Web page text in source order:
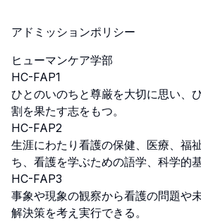
アドミッションポリシー
ヒューマンケア学部
HC-FAP1
ひとのいのちと尊厳を大切に思い、
割を果たす志をもつ。
HC-FAP2
生涯にわたり看護の保健、医療、福
ち、看護を学ぶための語学、科学的
HC-FAP3
事象や現象の観察から看護の問題や
解決策を考え実行できる。